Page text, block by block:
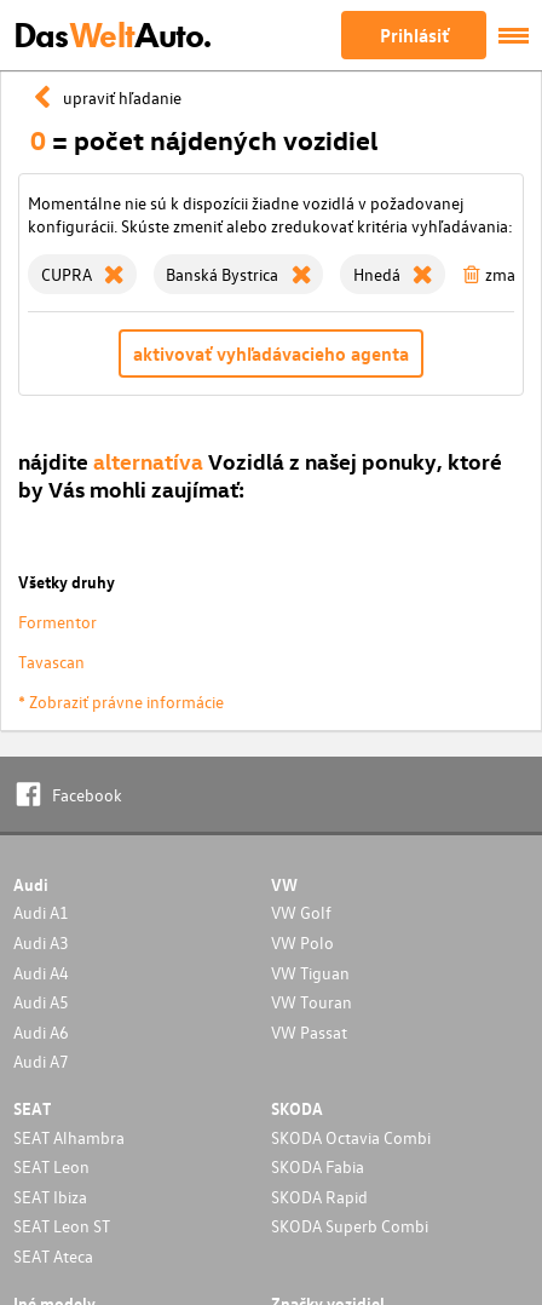
DasWeltAuto. Prihlásiť
upraviť hľadanie
0 = počet nájdených vozidiel
Momentálne nie sú k dispozícii žiadne vozidlá v požadovanej
konfigurácii. Skúste zmeniť alebo zredukovať kritéria vyhľadávania:
CUPRA Banská Bystrica Hnedá
aktivovať vyhľadávacieho agenta
nájdite alternatívaVozidlá z našej ponuky, ktoré
by Vás mohli zaujímať:
Všetky druhy
Formentor
Tavascan
* Zobraziť právne informácie
Facebook
Audi
Audi A1
Audi A3
Audi A4
Audi A5
Audi A6
Audi A7
VW
VW Golf
VW Polo
VW Tiguan
VW Touran
VW Passat
SEAT
SEAT Alhambra
SEAT Leon
SEAT Ibiza
SEAT Leon ST
SEAT Ateca
SKODA
SKODA Octavia Combi
SKODA Fabia
SKODA Rapid
SKODA Superb Combi